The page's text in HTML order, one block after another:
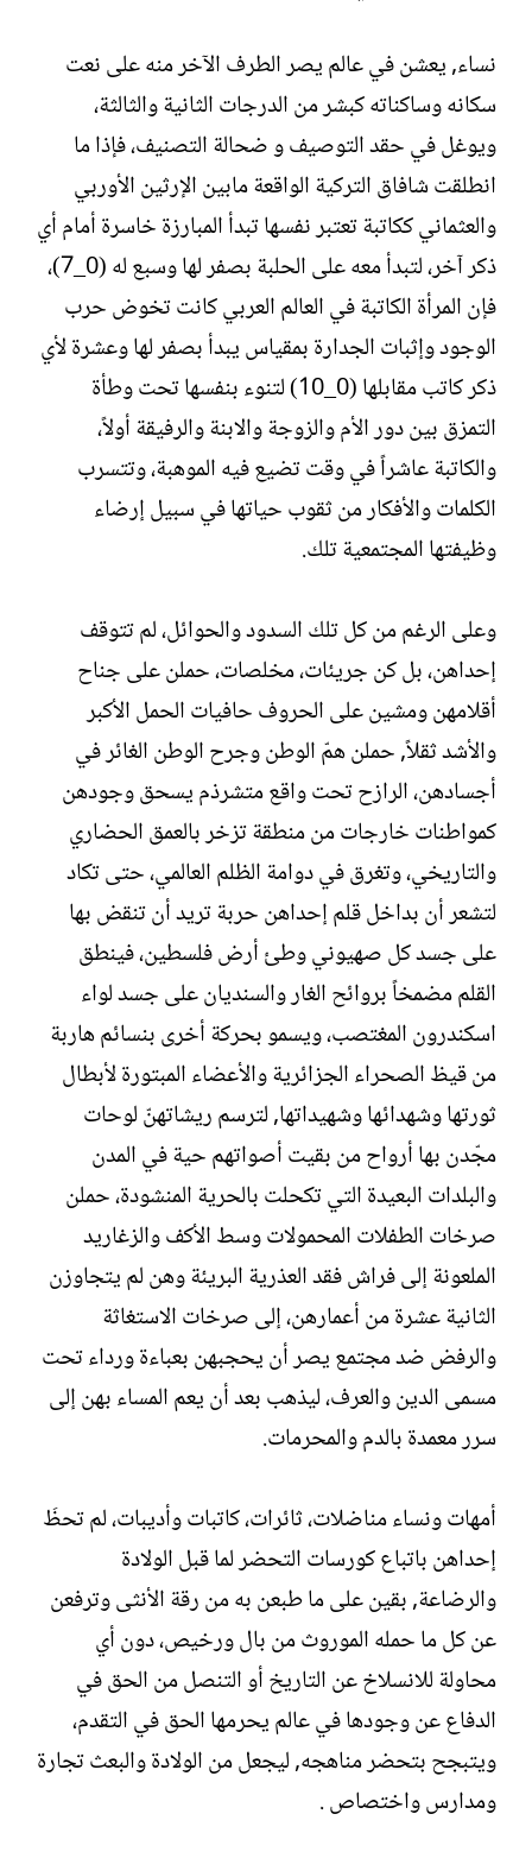
نساء, يعشن في عالم يصر الطرف الآخر منه على نعت
سكانه وساكناته كبشر من الدرجات الثانية والثالثة،
ويوغل في حقد التوصيف و ضحالة التصنيف، فإذا ما
انطلقت شافاق التركية الواقعة مابين الإرثين الأوربي
والعثماني ككاتبة تعتبر نفسها تبدأ المبارزة خاسرة أمام أي
ذكر آخر، لتبدأ معه على الحلبة بصفر لها وسبع له (0_7)،
فإن المرأة الكاتبة في العالم العربي كانت تخوض حرب
الوجود وإثبات الجدارة بمقياس يبدأ بصفر لها وعشرة لأي
ذكر كاتب مقابلها (0_10) لتنوء بنفسها تحت وطأة
التمزق بين دور الأم والزوجة والابنة والرفيقة أولاً،
والكاتبة عاشراً في وقت تضيع فيه الموهبة، وتتسرب
الكلمات والأفكار من ثقوب حياتها في سبيل إرضاء
وظيفتها المجتمعية تلك.
وعلى الرغم من كل تلك السدود والحوائل، لم تتوقف
إحداهن، بل كن جريئات، مخلصات، حملن على جناح
أقلامهن ومشين على الحروف حافيات الحمل الأكبر
والأشد ثقلاً, حملن همّ الوطن وجرح الوطن الغائر في
أجسادهن، الرازح تحت واقع متشرذم يسحق وجودهن
كمواطنات خارجات من منطقة تزخر بالعمق الحضاري
والتاريخي، وتغرق في دوامة الظلم العالمي، حتى تكاد
لتشعر أن بداخل قلم إحداهن حربة تريد أن تنقض بها
على جسد كل صهيوني وطئ أرض فلسطين، فينطق
القلم مضمخاً بروائح الغار والسنديان على جسد لواء
اسكندرون المغتصب، ويسمو بحركة أخرى بنسائم هاربة
من قيظ الصحراء الجزائرية والأعضاء المبتورة لأبطال
ثورتها وشهدائها وشهيداتها, لترسم ريشاتهنّ لوحات
مجّدن بها أرواح من بقيت أصواتهم حية في المدن
والبلدات البعيدة التي تكحلت بالحرية المنشودة، حملن
صرخات الطفلات المحمولات وسط الأكف والزغاريد
الملعونة إلى فراش فقد العذرية البريئة وهن لم يتجاوزن
الثانية عشرة من أعمارهن، إلى صرخات الاستغاثة
والرفض ضد مجتمع يصر أن يحجبهن بعباءة ورداء تحت
مسمى الدين والعرف، ليذهب بعد أن يعم المساء بهن إلى
سرر معمدة بالدم والمحرمات.
أمهات ونساء مناضلات، ثائرات، كاتبات وأديبات، لم تحظَ
إحداهن باتباع كورسات التحضر لما قبل الولادة
والرضاعة, بقين على ما طبعن به من رقة الأنثى وترفعن
عن كل ما حمله الموروث من بال ورخيص، دون أي
محاولة للانسلاخ عن التاريخ أو التنصل من الحق في
الدفاع عن وجودها في عالم يحرمها الحق في التقدم،
ويتبجح بتحضر مناهجه, ليجعل من الولادة والبعث تجارة
ومدارس واختصاص .